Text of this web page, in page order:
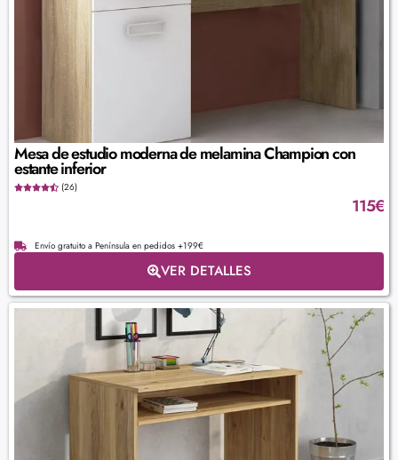
Mesa de estudio moderna de melamina Champion con
estante inferior
(26)
115€
Envío gratuito a Península en pedidos +199€
VER DETALLES